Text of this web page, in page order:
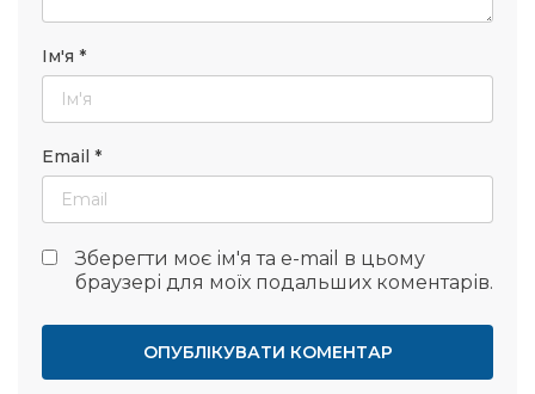
Ім'я *
Email *
Зберегти моє ім'я та e-mail в цьому
браузері для моїх подальших коментарів.